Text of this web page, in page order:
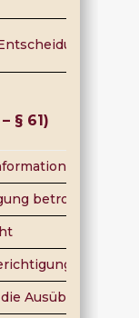
§ 61)
zu
betroffener
und
Ausübung der